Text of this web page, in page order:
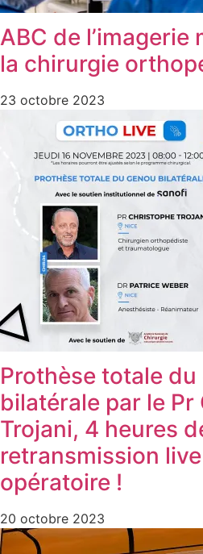
ABC de
la chirurgie
23 octobre 2023
Prothèse totale du
bilatérale par le
Trojani, 4 heures
retransmission
opératoire !
20 octobre 2023